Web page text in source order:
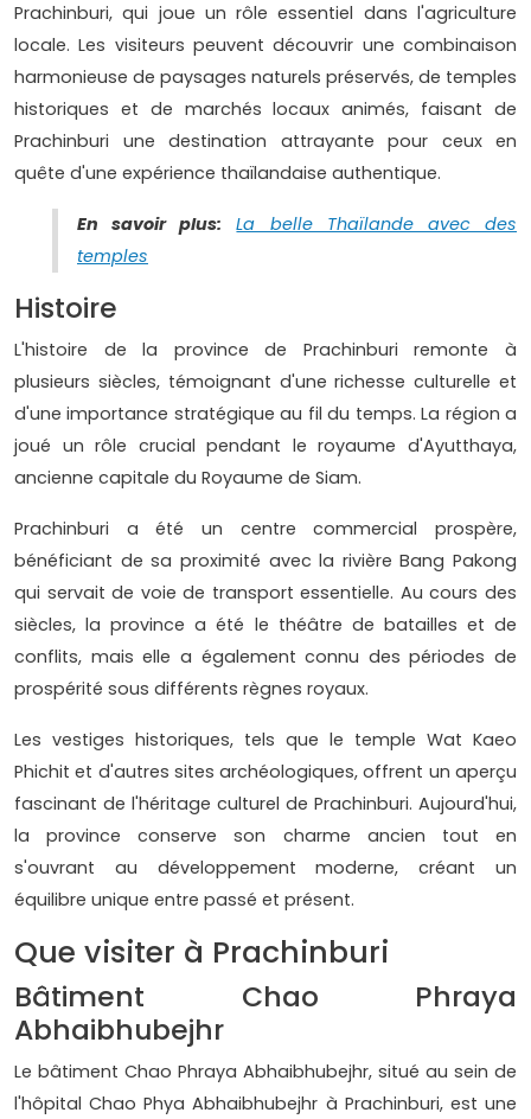
Prachinburi, qui joue un rôle essentiel dans l'agriculture
locale. Les visiteurs peuvent découvrir une combinaison
harmonieuse de paysages naturels préservés, de temples
historiques et de marchés locaux animés, faisant de
Prachinburi une destination attrayante pour ceux en
quête d'une expérience thaïlandaise authentique.
En savoir plus:
La belle Thaïlande avec des
temples
Histoire
L'histoire de la province de Prachinburi remonte à
plusieurs siècles, témoignant d'une richesse culturelle et
d'une importance stratégique au fil du temps. La région a
joué un rôle crucial pendant le royaume d'Ayutthaya,
ancienne capitale du Royaume de Siam.
Prachinburi a été un centre commercial prospère,
bénéficiant de sa proximité avec la rivière Bang Pakong
qui servait de voie de transport essentielle. Au cours des
siècles, la province a été le théâtre de batailles et de
conflits, mais elle a également connu des périodes de
prospérité sous différents règnes royaux.
Les vestiges historiques, tels que le temple Wat Kaeo
Phichit et d'autres sites archéologiques, offrent un aperçu
fascinant de l'héritage culturel de Prachinburi. Aujourd'hui,
la province conserve son charme ancien tout en
s'ouvrant au développement moderne, créant un
équilibre unique entre passé et présent.
Que visiter à Prachinburi
Bâtiment Chao Phraya
Abhaibhubejhr
Le bâtiment Chao Phraya Abhaibhubejhr, situé au sein de
l'hôpital Chao Phya Abhaibhubejhr à Prachinburi, est une